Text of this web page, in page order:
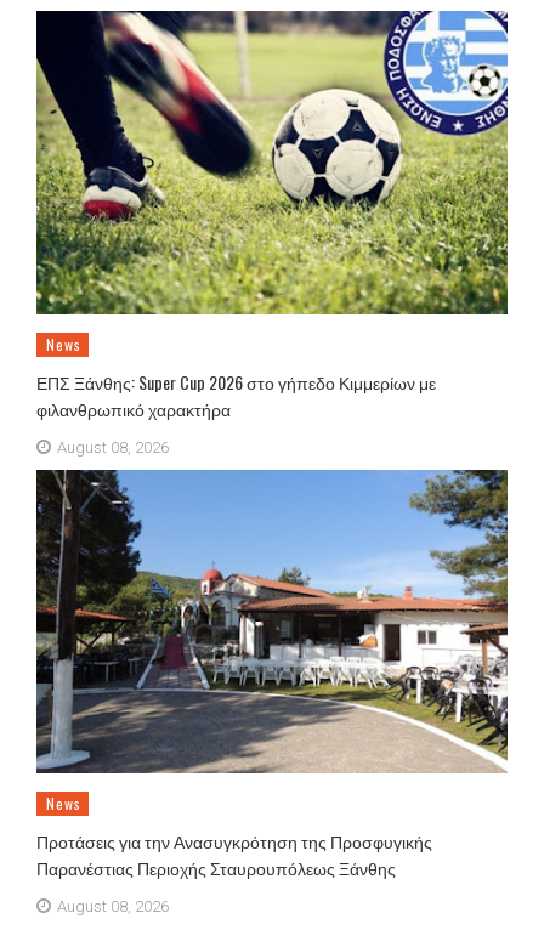
News
ΕΠΣ Ξάνθης: Super Cup 2026 στο γήπεδο Κιμμερίων με
φιλανθρωπικό χαρακτήρα
August 08, 2026
News
Προτάσεις για την Ανασυγκρότηση της Προσφυγικής
Παρανέστιας Περιοχής Σταυρουπόλεως Ξάνθης
August 08, 2026